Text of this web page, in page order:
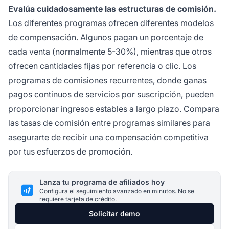
Evalúa cuidadosamente las estructuras de comisión.
Los diferentes programas ofrecen diferentes modelos
de compensación. Algunos pagan un porcentaje de
cada venta (normalmente 5-30%), mientras que otros
ofrecen cantidades fijas por referencia o clic. Los
programas de comisiones recurrentes, donde ganas
pagos continuos de servicios por suscripción, pueden
proporcionar ingresos estables a largo plazo. Compara
las tasas de comisión entre programas similares para
asegurarte de recibir una compensación competitiva
por tus esfuerzos de promoción.
Lanza tu programa de afiliados hoy
Configura el seguimiento avanzado en minutos. No se
requiere tarjeta de crédito.
Solicitar demo